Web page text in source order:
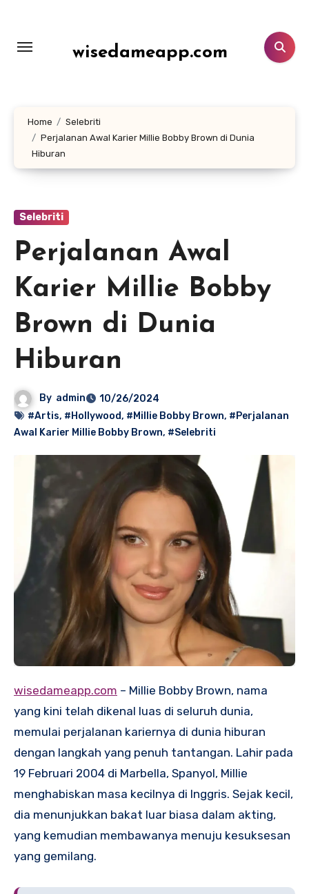
konten
wisedameapp.com
Home
Selebriti
Perjalanan Awal Karier Millie Bobby Brown di Dunia
Hiburan
Selebriti
Perjalanan Awal
Karier Millie Bobby
Brown di Dunia
Hiburan
By admin
10/26/2024
#Artis, #Hollywood, #Millie Bobby Brown, #Perjalanan
Awal Karier Millie Bobby Brown, #Selebriti
wisedameapp.com – Millie Bobby Brown, nama
yang kini telah dikenal luas di seluruh dunia,
memulai perjalanan kariernya di dunia hiburan
dengan langkah yang penuh tantangan. Lahir pada
19 Februari 2004 di Marbella, Spanyol, Millie
menghabiskan masa kecilnya di Inggris. Sejak kecil,
dia menunjukkan bakat luar biasa dalam akting,
yang kemudian membawanya menuju kesuksesan
yang gemilang.